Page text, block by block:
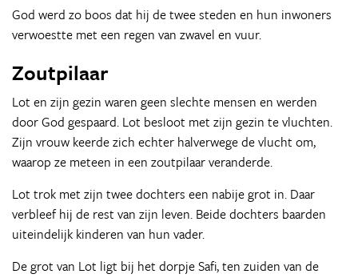
God werd zo boos dat hij de twee steden en hun inwoners
verwoestte met een regen van zwavel en vuur.
Zoutpilaar
Lot en zijn gezin waren geen slechte mensen en werden
door God gespaard. Lot besloot met zijn gezin te vluchten.
Zijn vrouw keerde zich echter halverwege de vlucht om,
waarop ze meteen in een zoutpilaar veranderde.
Lot trok met zijn twee dochters een nabije grot in. Daar
verbleef hij de rest van zijn leven. Beide dochters baarden
uiteindelijk kinderen van hun vader.
De grot van Lot ligt bij het dorpje Safi, ten zuiden van de